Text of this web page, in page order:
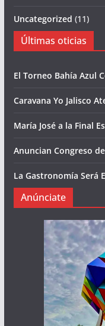
Uncategorized (11)
Últimas oticias
El Torneo Bahía Azul
Caravana Yo Jalisco
María José a la Final
Anuncian Congreso
La Gastronomía Será
Anúnciate